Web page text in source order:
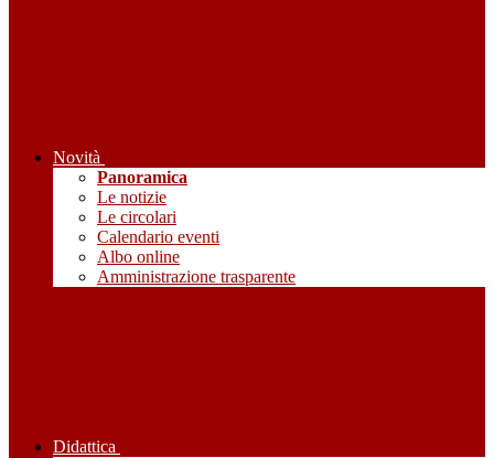
Novità
Panoramica
Le notizie
Le circolari
Calendario eventi
Albo online
Amministrazione trasparente
Didattica